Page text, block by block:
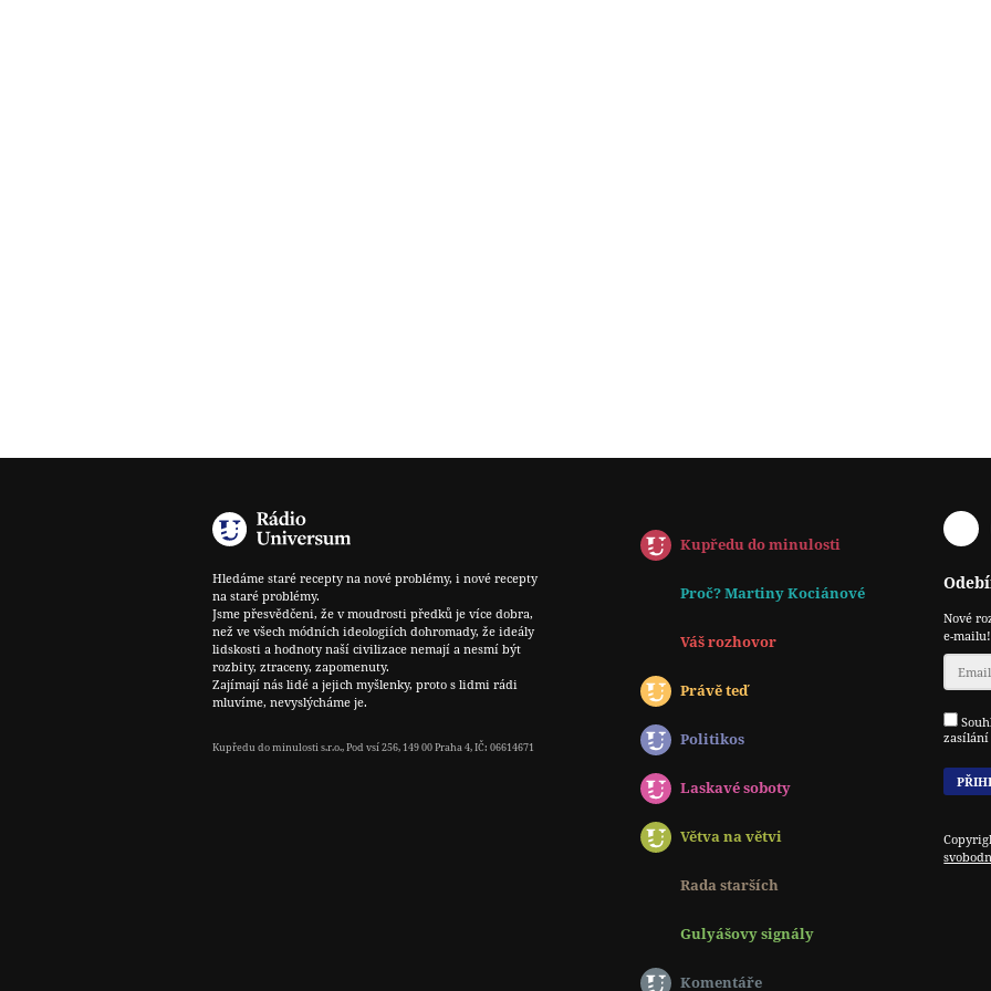
Hledáme staré recepty na nové problémy, i nové recepty
na staré problémy.
Jsme přesvědčeni, že v moudrosti předků je více dobra,
než ve všech módních ideologiích dohromady, že ideály
lidskosti a hodnoty naší civilizace nemají a nesmí být
rozbity, ztraceny, zapomenuty.
Zajímají nás lidé a jejich myšlenky, proto s lidmi rádi
mluvíme, nevyslýcháme je.
Kupředu do minulosti s.r.o., Pod vsí 256, 149 00 Praha 4, IČ: 06614671
Kupředu do minulosti
Proč? Martiny Kociánové
Váš rozhovor
Právě teď
Politikos
Laskavé soboty
Větva na větvi
Rada starších
Gulyášovy signály
Komentáře
Nové
e-